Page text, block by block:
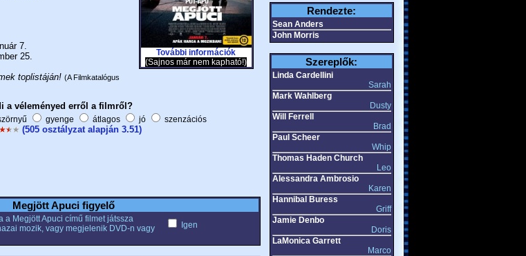
További információk
(Sajnos már nem kapható!)
7.
25.
toplistáján! (A Filmkatalógus
a véleményed erről a filmről?
gyenge átlagos jó szenzációs
(505 osztályzat alapján 3.51)
Megjött Apuci figyelő
a Megjött Apuci című filmet játssza
mozik, vagy megjelenik DVD-n vagy
Igen
Rendezte:
Sean Anders
John Morris
Szereplők:
Linda Cardellini
Sarah
Mark Wahlberg
Dusty
Will Ferrell
Brad
Paul Scheer
Whip
Thomas Haden Church
Leo
Alessandra Ambrosio
Karen
Hannibal Buress
Griff
Jamie Denbo
Doris
LaMonica Garrett
Marco